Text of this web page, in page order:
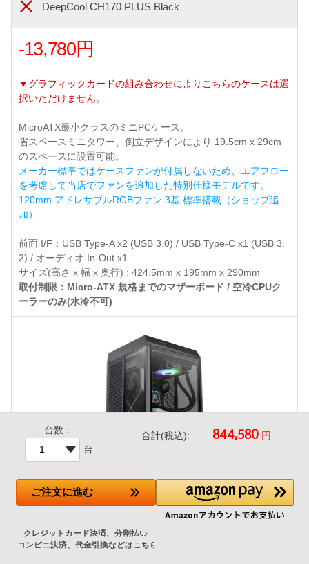
DeepCool CH170 PLUS Black
-13,780円
▼グラフィックカードの組み合わせによりこちらのケースは選
択いただけません。
MicroATX最小クラスのミニPCケース。
省スペースミニタワー、倒立デザインにより 19.5cm x 29cm
のスペースに設置可能。
メーカー標準ではケースファンが付属しないため、エアフロー
を考慮して当店でファンを追加した特別仕様モデルです。
120mm アドレサブルRGBファン 3基 標準搭載（ショップ追
加）
前面 I/F：USB Type-A x2 (USB 3.0) / USB Type-C x1 (USB 3.
2) / オーディオ In-Out x1
サイズ(高さ x 幅 x 奥行) : 424.5mm x 195mm x 290mm
取付制限：Micro-ATX 規格までのマザーボード / 空冷CPUク
ーラーのみ(水冷不可)
Thermaltake The Tower 100 Black
-13,880円
台数：
台
合計(税込): 円
ご注文に進む